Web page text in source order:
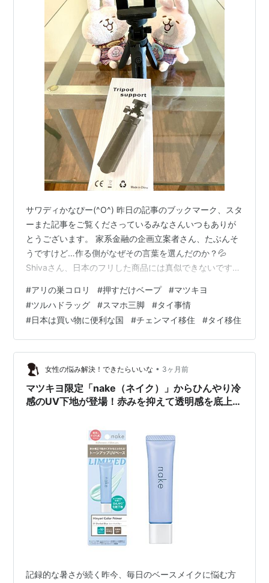
サワディかなぴー(^O^) 昨日の記事のブックマーク、スタ
ーまた記事をご覧くださっているみなさんいつもありが
とうございます。 家系金融の企画立案者さん、たぶんそ
うですけど…作る側がなぜその言葉を選んだのか？💦
Shivaさん、日本のフリした商品には真似できないですよ
マイを発ちます。 いよいよ本格的に身の回りの整理をし
始めていて、不用品の処分をする傍ら逆に今のうちに入
手しておく方が良い物も準備しています。 移住に向けて
必要な物もあれこれあるよ～ by ニャオかな まずは、以
前の記事で書いた、アースの「押すだけベープ」と「ア
リの巣コロリ」です。…
#アリの巣コロリ #押すだけベープ #マツキヨ
#ツルハドラッグ #スマホ三脚 #タイ事情
#日本は買い物に便利な国 #チェンマイ移住 #タイ移住
女性の悩み解決！できたらいいな • 3ヶ月前
マツキヨ限定「nake（ネイク）」からひんやり冷
感のUV下地が登場！赤みを抑えて透明感を底上げ
記録的な暑さが続く昨今、毎日のベースメイクに悩む方